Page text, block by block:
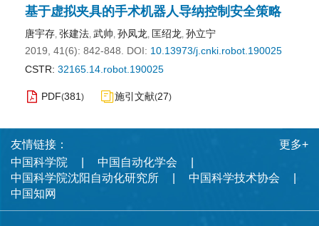
基于虚拟夹具的手术机器人导纳控制安全策略
唐宇存, 张建法, 武帅, 孙凤龙, 匡绍龙, 孙立宁
2019, 41(6): 842-848.
DOI: 10.13973/j.cnki.robot.190025
CSTR: 32165.14.robot.190025
PDF(381 ) 施引文献(27)
友情链接：
中国科学院
中国自动化学会
中国科学院沈阳自动化研究所
中国科学技术协会
中国知网
更多+